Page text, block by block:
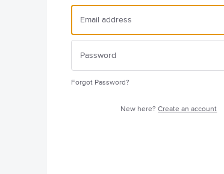
Forgot Password?
New here?Create an account